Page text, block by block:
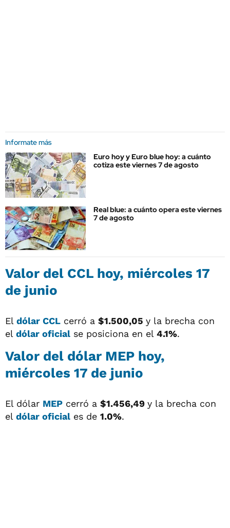
Informate más
Euro hoy y Euro blue hoy: a cuánto
cotiza este viernes 7 de agosto
Real blue: a cuánto opera este viernes
7 de agosto
Valor del CCL hoy, miércoles 17
de junio
El dólar CCL cerró a $1.500,05 y la brecha con
el dólar oficial se posiciona en el 4.1%.
Valor del dólar MEP hoy,
miércoles 17 de junio
El dólar MEP cerró a $1.456,49 y la brecha con
el dólar oficial es de 1.0%.